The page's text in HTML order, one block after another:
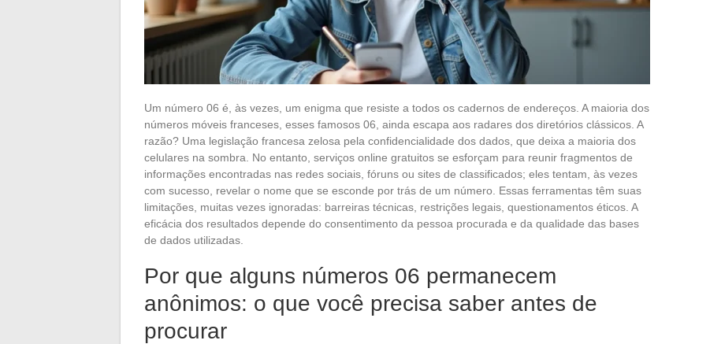
Um número 06 é, às vezes, um enigma que resiste a todos os cadernos de endereços. A maioria dos
números móveis franceses, esses famosos 06, ainda escapa aos radares dos diretórios clássicos. A
razão? Uma legislação francesa zelosa pela confidencialidade dos dados, que deixa a maioria dos
celulares na sombra. No entanto, serviços online gratuitos se esforçam para reunir fragmentos de
informações encontradas nas redes sociais, fóruns ou sites de classificados; eles tentam, às vezes
com sucesso, revelar o nome que se esconde por trás de um número. Essas ferramentas têm suas
limitações, muitas vezes ignoradas: barreiras técnicas, restrições legais, questionamentos éticos. A
eficácia dos resultados depende do consentimento da pessoa procurada e da qualidade das bases
de dados utilizadas.
Por que alguns números 06 permanecem
anônimos: o que você precisa saber antes de
procurar